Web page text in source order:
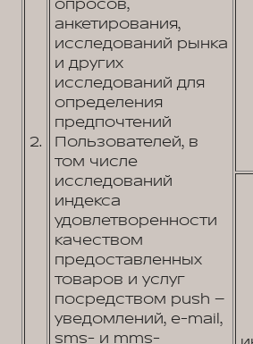
2.
опросов,
анкетирования,
исследований рынка
и других
исследований для
определения
предпочтений
Пользователей, в
том числе
исследований
индекса
удовлетворенности
качеством
предоставленных
товаров и услуг
посредством push –
уведомлений, e-mail,
sms- и mms-